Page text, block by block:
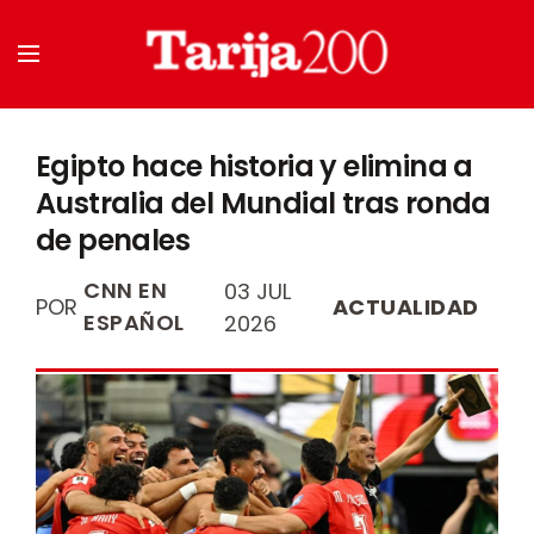
Egipto hace historia y elimina a
Australia del Mundial tras ronda
de penales
POR
CNN EN
ESPAÑOL
03 JUL
2026
ACTUALIDAD